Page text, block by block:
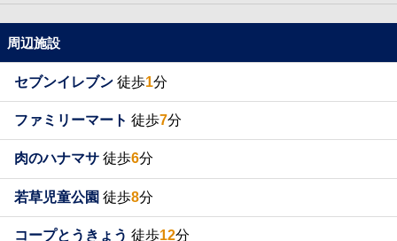
周辺施設
セブンイレブン 徒歩1分
ファミリーマート 徒歩7分
肉のハナマサ 徒歩6分
若草児童公園 徒歩8分
コープとうきょう 徒歩12分